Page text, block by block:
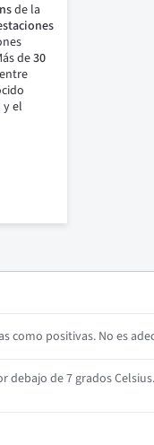
de la
de30
el
positivas. No es
de 7 grados